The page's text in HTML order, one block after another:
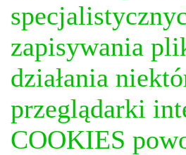
zapisywania
działania
przeglądarki
COOKIES